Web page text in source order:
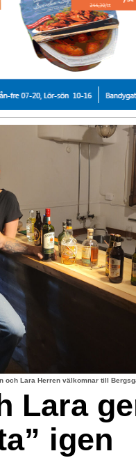
och Lara Herren välkomnar till
Lara
igen